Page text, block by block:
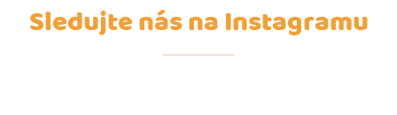
Sledujte nás na Instagramu